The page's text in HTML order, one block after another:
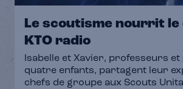
Le scoutisme nourrit le
KTO radio
Isabelle et Xavier, professeurs
quatre enfants, partagent leur
chefs de groupe aux Scouts